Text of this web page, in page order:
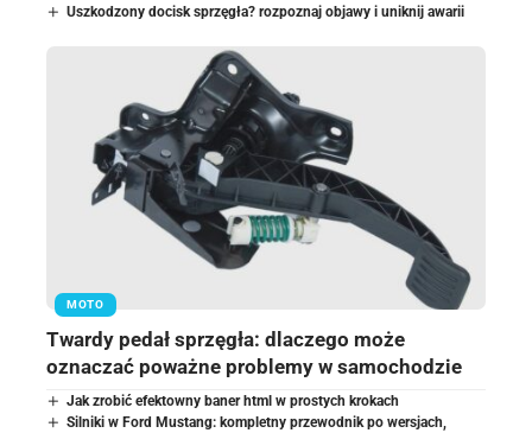
Uszkodzony docisk sprzęgła? rozpoznaj objawy i uniknij awarii
MOTO
Twardy pedał sprzęgła: dlaczego może
oznaczać poważne problemy w samochodzie
Jak zrobić efektowny baner html w prostych krokach
Silniki w Ford Mustang: kompletny przewodnik po wersjach,